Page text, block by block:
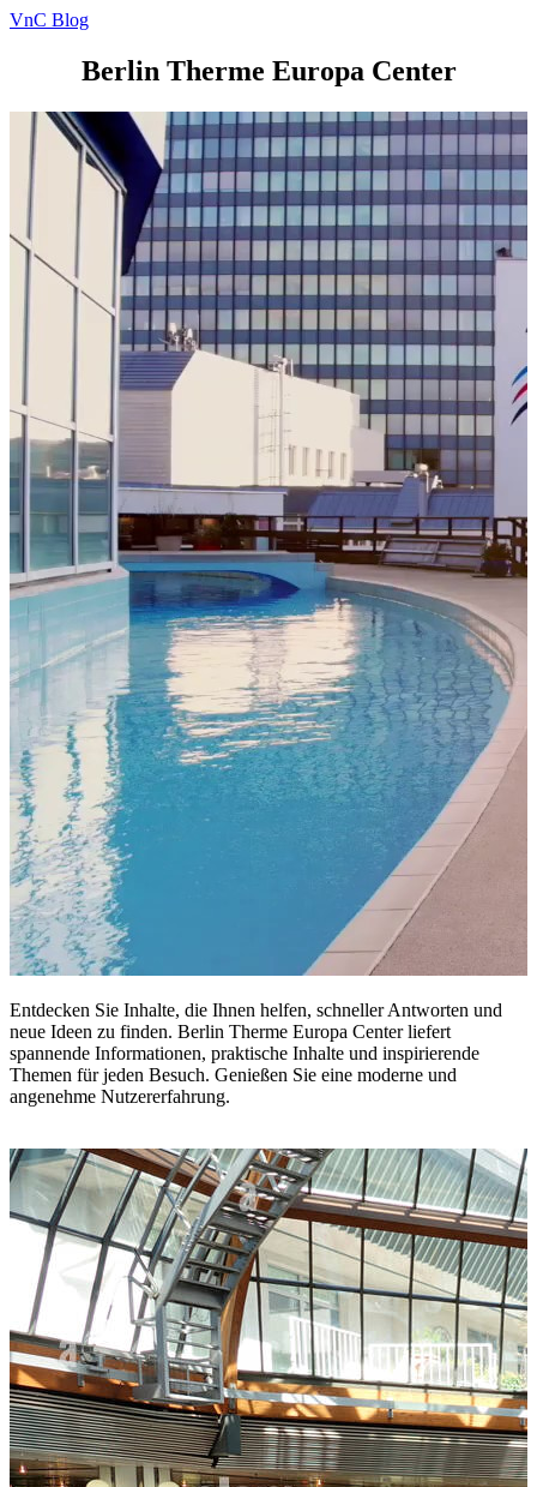
VnC Blog
Berlin Therme Europa Center
Entdecken Sie Inhalte, die Ihnen helfen, schneller Antworten und
neue Ideen zu finden. Berlin Therme Europa Center liefert
spannende Informationen, praktische Inhalte und inspirierende
Themen für jeden Besuch. Genießen Sie eine moderne und
angenehme Nutzererfahrung.